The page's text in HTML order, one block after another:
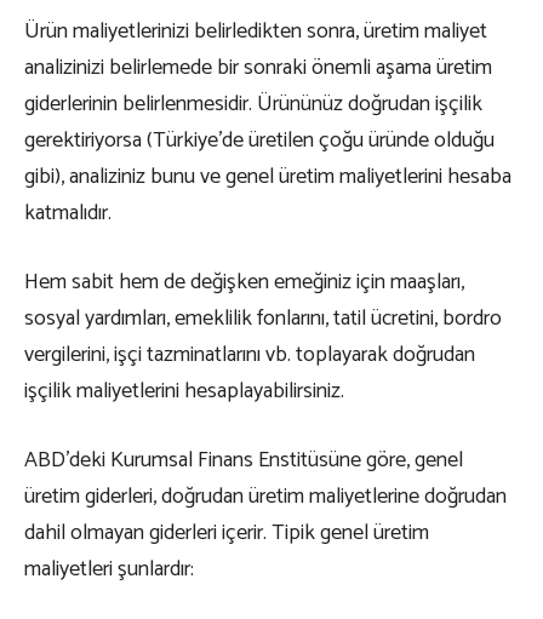
Ürün maliyetlerinizi belirledikten sonra, üretim maliyet
analizinizi belirlemede bir sonraki önemli aşama üretim
giderlerinin belirlenmesidir. Ürününüz doğrudan işçilik
gerektiriyorsa (Türkiye’de üretilen çoğu üründe olduğu
gibi), analiziniz bunu ve genel üretim maliyetlerini hesaba
katmalıdır.
Hem sabit hem de değişken emeğiniz için maaşları,
sosyal yardımları, emeklilik fonlarını, tatil ücretini, bordro
vergilerini, işçi tazminatlarını vb. toplayarak doğrudan
işçilik maliyetlerini hesaplayabilirsiniz.
ABD’deki Kurumsal Finans Enstitüsüne göre, genel
üretim giderleri, doğrudan üretim maliyetlerine doğrudan
dahil olmayan giderleri içerir. Tipik genel üretim
maliyetleri şunlardır: